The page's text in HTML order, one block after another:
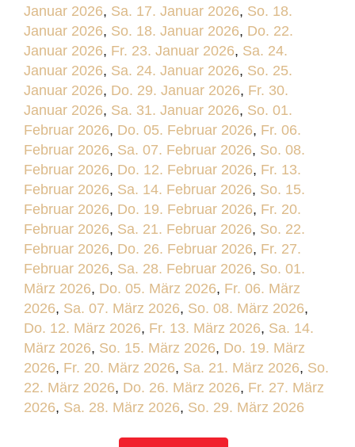
Januar 2026, Sa. 17. Januar 2026, So. 18.
Januar 2026, So. 18. Januar 2026, Do. 22.
Januar 2026, Fr. 23. Januar 2026, Sa. 24.
Januar 2026, Sa. 24. Januar 2026, So. 25.
Januar 2026, Do. 29. Januar 2026, Fr. 30.
Januar 2026, Sa. 31. Januar 2026, So. 01.
Februar 2026, Do. 05. Februar 2026, Fr. 06.
Februar 2026, Sa. 07. Februar 2026, So. 08.
Februar 2026, Do. 12. Februar 2026, Fr. 13.
Februar 2026, Sa. 14. Februar 2026, So. 15.
Februar 2026, Do. 19. Februar 2026, Fr. 20.
Februar 2026, Sa. 21. Februar 2026, So. 22.
Februar 2026, Do. 26. Februar 2026, Fr. 27.
Februar 2026, Sa. 28. Februar 2026, So. 01.
März 2026, Do. 05. März 2026, Fr. 06. März
2026, Sa. 07. März 2026, So. 08. März 2026,
Do. 12. März 2026, Fr. 13. März 2026, Sa. 14.
März 2026, So. 15. März 2026, Do. 19. März
2026, Fr. 20. März 2026, Sa. 21. März 2026, So.
22. März 2026, Do. 26. März 2026, Fr. 27. März
2026, Sa. 28. März 2026, So. 29. März 2026